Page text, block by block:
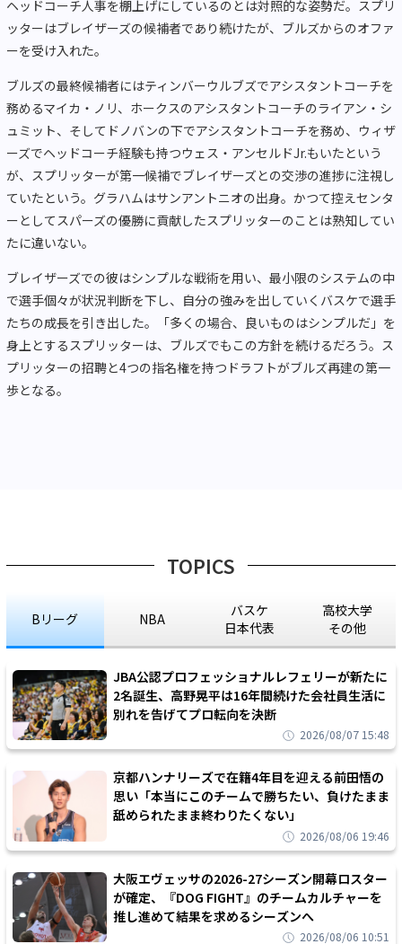
ヘッドコーチ人事を棚上げにしているのとは対照的な姿勢だ。スプリ
ッターはブレイザーズの候補者であり続けたが、ブルズからのオファ
ーを受け入れた。
ブルズの最終候補者にはティンバーウルブズでアシスタントコーチを
務めるマイカ・ノリ、ホークスのアシスタントコーチのライアン・シ
ュミット、そしてドノバンの下でアシスタントコーチを務め、ウィザ
ーズでヘッドコーチ経験も持つウェス・アンセルドJr.もいたという
が、スプリッターが第一候補でブレイザーズとの交渉の進捗に注視し
ていたという。グラハムはサンアントニオの出身。かつて控えセンタ
ーとしてスパーズの優勝に貢献したスプリッターのことは熟知してい
たに違いない。
ブレイザーズでの彼はシンプルな戦術を用い、最小限のシステムの中
で選手個々が状況判断を下し、自分の強みを出していくバスケで選手
たちの成長を引き出した。「多くの場合、良いものはシンプルだ」を
身上とするスプリッターは、ブルズでもこの方針を続けるだろう。ス
プリッターの招聘と4つの指名権を持つドラフトがブルズ再建の第一
歩となる。
TOPICS
Bリーグ NBA
バスケ
日本代表
高校大学
その他
JBA公認プロフェッショナルレフェリーが新たに
2名誕生、高野晃平は16年間続けた会社員生活に
別れを告げてプロ転向を決断
2026/08/07 15:48
京都ハンナリーズで在籍4年目を迎える前田悟の
思い「本当にこのチームで勝ちたい、負けたまま
舐められたまま終わりたくない」
2026/08/06 19:46
大阪エヴェッサの2026-27シーズン開幕ロスター
が確定、『DOG FIGHT』のチームカルチャーを
推し進めて結果を求めるシーズンへ
2026/08/06 10:51